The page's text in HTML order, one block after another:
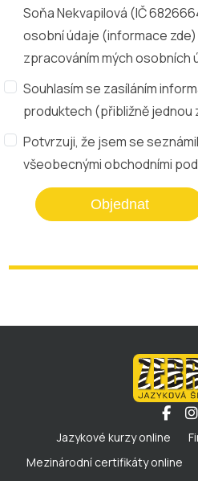
Soňa Nekvapilová (IČ
osobní údaje (informace zde
zpracováním mých osobních
Souhlasím se zasíláním
produktech (přibližně jednou
Potvrzuji, že jsem se
všeobecnými obchodními
Objednat
Jazykové kurzy online
Mezinárodní certifikáty online